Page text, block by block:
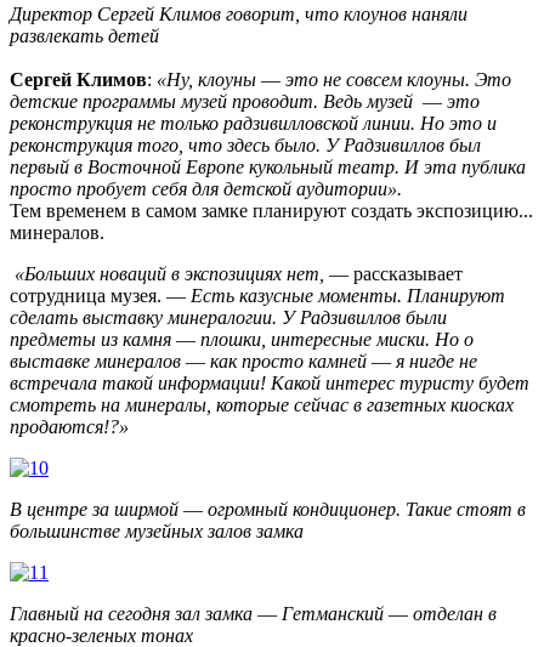
Директор Сергей Климов говорит, что клоунов наняли
развлекать детей
Сергей Климов: «Ну, клоуны — это не совсем клоуны. Это
детские программы музей проводит. Ведь музей — это
реконструкция не только радзивилловской линии. Но это и
реконструкция того , чтоздесь было. У Радзивиллов был
первый в Восточной Европе кукольный театр. И эта публика
просто пробует себя для детской аудитории».
Тем временем в самом замке планируют создать экспозицию...
минералов.
«Больших новаций в экспозициях нет, — рассказывает
сотрудница музея. — Есть казусные моменты. Планируют
сделать выставку минералогии. У Радзивиллов были
предметы из камня — плошки , интересные миски. Но о
выставке минералов — как просто камней — я нигде не
встречала такой информации! Какой интерес туристу будет
смотреть на минералы, которые сейчас в газетных киосках
продаются!?»
В центре за ширмой — огромный кондиционер. Такие стоят в
большинстве музейных залов замка
Главный на сегодня зал замка — Гетманский — отделан в
красно-зеленых тонах